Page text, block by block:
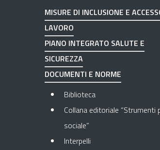
MISURE DI INCLUSIONE E
LAVORO
PIANO INTEGRATO SALUTE E
SICUREZZA
DOCUMENTI E NORME
Biblioteca
Collana editoriale “Strumenti
sociale”
Interpelli